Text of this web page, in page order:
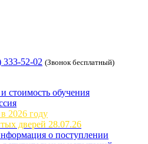
333-52-02 (Звонок бесплатный)
стоимость обучения
2026 году
дверей 28.07.26
о поступлении